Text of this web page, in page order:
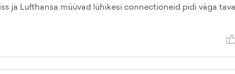
ja Lufthansa müüvad lühikesi connectioneid pidi väga